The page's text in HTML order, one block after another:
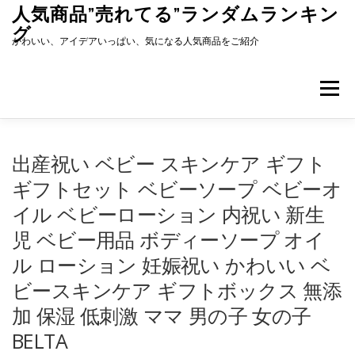
キ
人気商品”売れてる”ランダムランキン
グ
かわいい、アイデアいっぱい、気になる人気商品をご紹介
メニュー
出産祝い ベビー スキンケア ギフト
ギフトセット ベビーソープ ベビーオ
イル ベビーローション 内祝い 新生
児 ベビー用品 ボディーソープ オイ
ル ローション 妊娠祝い かわいい ベ
ビースキンケア ギフトボックス 無添
加 保湿 低刺激 ママ 男の子 女の子
BELTA